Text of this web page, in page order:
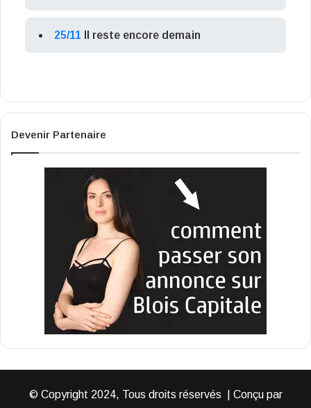
25/11 Il reste encore demain
Devenir Partenaire
© Copyright 2024, Tous droits réservés | Conçu par